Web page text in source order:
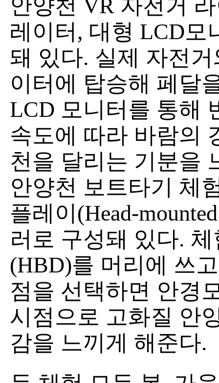
안양천 VR 자전거
레이터, 대형 LCD모
돼 있다. 실제 자전
이터에 탑승해 페달
LCD 모니터를 통해
속도에 따라 바람의
천을 달리는 기분을
안양천 보트타기 체
플레이(Head-
러로 구성돼 있다.
(HBD)를 머리에 쓰
점을 선택하면 안경
시점으로 고화질 안
감을 느끼게 해준다.